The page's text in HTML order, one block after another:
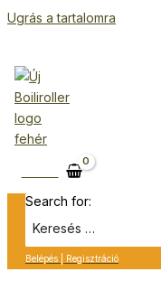
Ugrás a tartalomra
Search for:
Belépés | Regisztráció